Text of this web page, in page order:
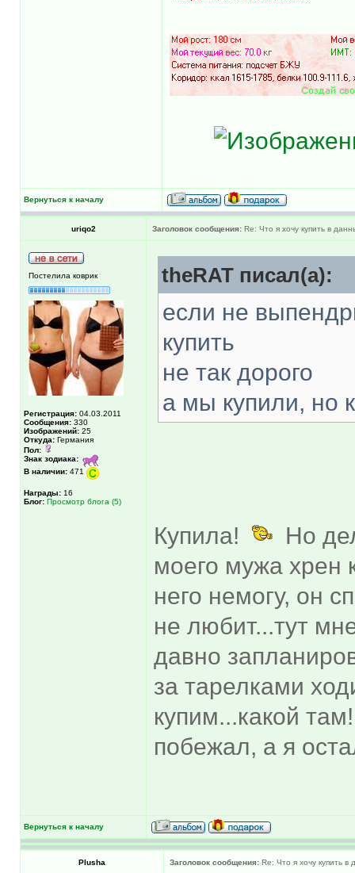
Вернуться к началу
uriqo2 Заголовок сообщения: Re: Что я хочу купить в
Постелила коврик
Регистрация: 04.03.2011
Сообщения: 330
Изображений: 25
Откуда: Германия
Пол:
Знак зодиака:
В наличии: 471
Награды: 16
Блог: Просмотр блога (5)
theRAT писал(а):
если не
купить
не так дорого
а мы купили, но
Купила!
Но
моего мужа хрен
него немогу, он
не любит...тут
давно
за тарелками
купим...какой
побежал, а я
Вернуться к началу
Plusha Заголовок сообщения: Re: Что я хочу купить